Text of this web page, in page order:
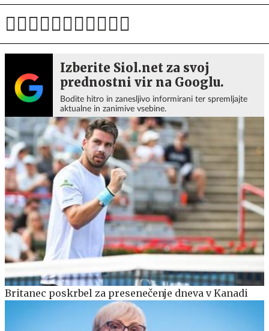
Izberite Siol.net za svoj
prednostni vir na Googlu.
Bodite hitro in zanesljivo informirani ter spremljajte
aktualne in zanimive vsebine.
Britanec poskrbel za presenečenje dneva v Kanadi